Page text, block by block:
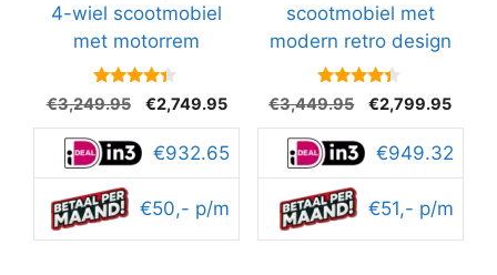
4-wiel scootmobiel
met motorrem
4.2
van 5
€3,249.95
Oorspronkelijke
prijs
was:
€3,249.95.
€2,749.95Huidige
prijs
is:
€2,749.95.
€932.65
€50,- p/m
scootmobiel met
modern retro design
4.2
van 5
€3,449.95
Oorspronkelijke
prijs
was:
€3,449.95.
€2,799.95
prijs
is:
€949.32
€51,- p/m